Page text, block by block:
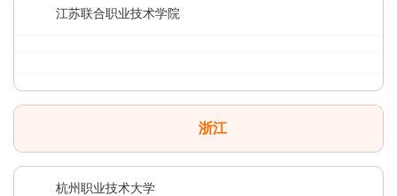
江苏联合职业技术学院
浙江
杭州职业技术大学